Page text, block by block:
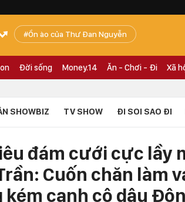
Ồn ào của Thư Đan Nguyễn
Đời sống Money.14 Ăn - Chơi - Đi Xã
SHOWBIZ TV SHOW ĐI SOI SAO ĐI
đám cưới cực lầy
Cuốn chăn làm
cạnh cô dâu